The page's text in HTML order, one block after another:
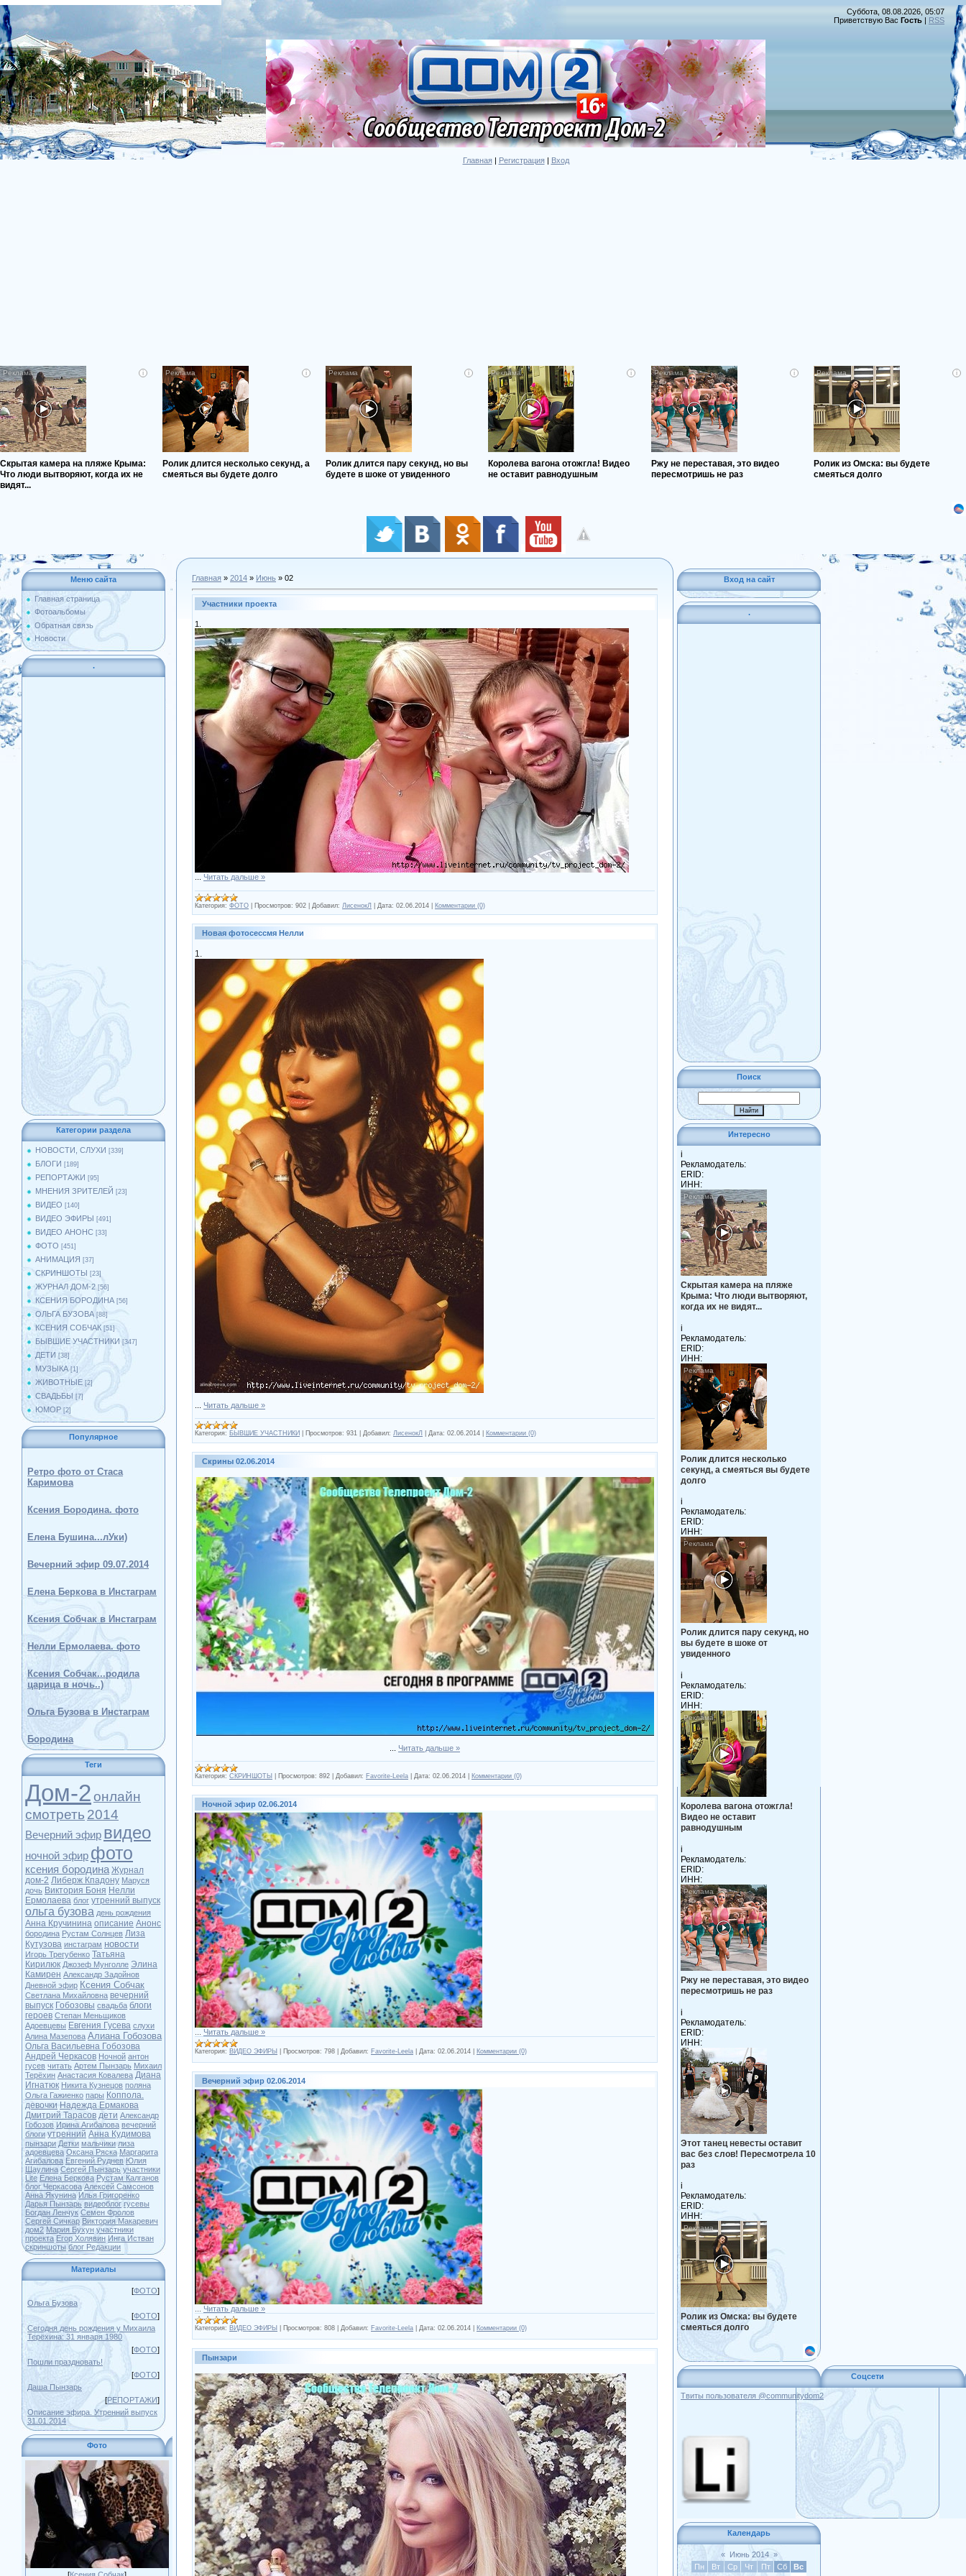
Главная| Регистрация| Вход
Суббота, 08.08.2026, 05:07
Приветствую Вас Гость | RSS
i
Скрытая камера на пляже Крыма:
Что люди вытворяют, когда их не
видят...
i
Ролик длится несколько секунд, а
смеяться вы будете долго
i
Ролик длится пару секунд, но вы
будете в шоке от увиденного
i
Королева вагона отожгла! Видео
не оставит равнодушным
i
Ржу не переставая, это видео
пересмотришь не раз
i
Ролик из Омска: вы будете
смеяться долго
Меню сайта
Главная страница
Фотоальбомы
Обратная связь
Новости
.
Категории раздела
НОВОСТИ, СЛУХИ [339]
БЛОГИ [189]
РЕПОРТАЖИ [95]
МНЕНИЯ ЗРИТЕЛЕЙ [23]
ВИДЕО [140]
ВИДЕО ЭФИРЫ [491]
ВИДЕО АНОНС [33]
ФОТО [451]
АНИМАЦИЯ [37]
СКРИНШОТЫ [23]
ЖУРНАЛ ДОМ-2 [56]
КСЕНИЯ БОРОДИНА [56]
ОЛЬГА БУЗОВА [88]
КСЕНИЯ СОБЧАК [51]
БЫВШИЕ УЧАСТНИКИ [347]
ДЕТИ [38]
МУЗЫКА [1]
ЖИВОТНЫЕ [2]
СВАДЬБЫ [7]
ЮМОР [2]
Популярное
Ретро фото от Стаса
Каримова
Ксения Бородина. фото
Елена Бушина...лУки)
Вечерний эфир 09.07.2014
Елена Беркова в Инстаграм
Ксения Собчак в Инстаграм
Нелли Ермолаева. фото
Ксения Собчак...родила
царица в ночь..)
Ольга Бузова в Инстаграм
Бородина
Теги
Дом-2 онлайн
смотреть 2014
Вечерний эфир видео
ночной эфир фото
ксения бородина Журнал
дом-2 Либерж Кпадону Маруся
дочь Виктория Боня Нелли
Ермолаева блог утренний выпуск
ольга бузова день рождения
Анна Кручинина описание Анонс
бородина Рустам Солнцев Лиза
Кутузова инстаграм новости
Игорь Трегубенко Татьяна
Кирилюк Джозеф Мунголле Элина
Камирен Александр Задойнов
Дневной эфир Ксения Собчак
Светлана Михайловна вечерний
выпуск Гобозовы свадьба блоги
героев Степан Меньщиков
Адоевцевы Евгения Гусева слухи
Алина Мазепова Алиана Гобозова
Ольга Васильевна Гобозова
Андрей Черкасов Ночной антон
гусев читать Артем Пынзарь Михаил
Терёхин Анастасия Ковалева Диана
Игнатюк Никита Кузнецов поляна
Ольга Гажиенко пары Коппола.
девочки Надежда Ермакова
Дмитрий Тарасов дети Александр
Гобозов Ирина Агибалова вечерний
блоги утренний Анна Кудимова
пынзари Детки мальчики лиза
адоевцева Оксана Ряска Маргарита
Агибалова Евгений Руднев Юлия
Щаулина Сергей Пынзарь участники
Lite Елена Беркова Рустам Калганов
блог Черкасова Алексей Самсонов
Анна Якунина Илья Григоренко
Дарья Пынзарь видеоблог гусевы
Богдан Ленчук Семен Фролов
Сергей Сичкар Виктория Макаревич
дом2 Мария Бухун участники
проекта Егор Холявин Инга Истван
скриншоты блог Редакции
Материалы
[ФОТО]
Ольга Бузова
[ФОТО]
Сегодня день рождения у Михаила
Терёхина: 31 января 1980
[ФОТО]
Пошли праздновать!
[ФОТО]
Даша Пынзарь
[РЕПОРТАЖИ]
Описание эфира. Утренний выпуск
31.01.2014
Фото
Главная » 2014 » Июнь » 02
Участники проекта
1.
Читать дальше »
Категория: ФОТО Просмотров: 902 Добавил: ЛисенокЛ Дата: 02.06.2014 Комментарии (0)
Новая фотосессмя Нелли
1.
Читать дальше »
Категория: БЫВШИЕ УЧАСТНИКИ Просмотров: 931 Добавил: ЛисенокЛ Дата: 02.06.2014 Комментарии (0)
Скрины 02.06.2014
Читать дальше »
Категория: СКРИНШОТЫ Просмотров: 892 Добавил: Favorite-Leela Дата: 02.06.2014 Комментарии (0)
Ночной эфир 02.06.2014
Читать дальше »
Категория: ВИДЕО ЭФИРЫ Просмотров: 798 Добавил: Favorite-Leela Дата: 02.06.2014 Комментарии (0)
Вечерний эфир 02.06.2014
Читать дальше »
Категория: ВИДЕО ЭФИРЫ Просмотров: 808 Добавил: Favorite-Leela Дата: 02.06.2014 Комментарии (0)
Пынзари
Вход на сайт
.
Поиск
Интересно
i
Рекламодатель:
ERID:
ИНН:
Скрытая камера на пляже
Крыма: Что люди вытворяют,
когда их не видят...
i
Рекламодатель:
ERID:
ИНН:
Ролик длится несколько
секунд, а смеяться вы будете
долго
i
Рекламодатель:
ERID:
ИНН:
Ролик длится пару секунд, но
вы будете в шоке от
увиденного
i
Рекламодатель:
ERID:
ИНН:
Королева вагона отожгла!
Видео не оставит
равнодушным
i
Рекламодатель:
ERID:
ИНН:
Ржу не переставая, это видео
пересмотришь не раз
i
Рекламодатель:
ERID:
ИНН:
Этот танец невесты оставит
вас без слов! Пересмотрела 10
раз
i
Рекламодатель:
ERID:
ИНН:
Ролик из Омска: вы будете
смеяться долго
Соцсети
Твиты пользователя @communitydom2
Календарь
« Июнь 2014 »
Пн
Вт Ср Чт Пт Сб
Вс